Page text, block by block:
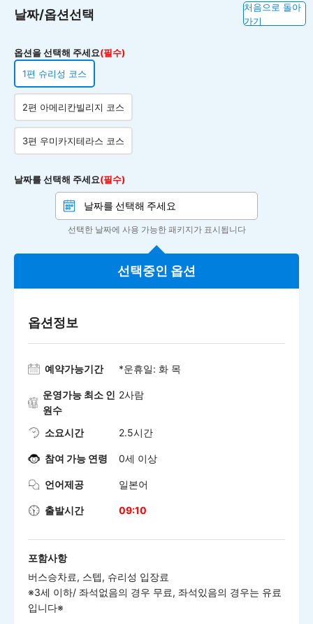
날짜/옵션선택
처음으로 돌아
가기
옵션을 선택해 주세요(필수)
1편 슈리성 코스
2편 아메리칸빌리지 코스
3편 우미카지테라스 코스
날짜를 선택해 주세요(필수)
선택한 날짜에 사용 가능한 패키지가 표시됩니다
선택중인 옵션
옵션정보
예약가능기간 *운휴일: 화 목
운영가능 최소 인
원수
2사람
소요시간 2.5시간
참여 가능 연령 0세 이상
언어제공 일본어
출발시간 09:10
포함사항
버스승차료, 스텝, 슈리성 입장료
※3세 이하/ 좌석없음의 경우 무료, 좌석있음의 경우는 유료
입니다※